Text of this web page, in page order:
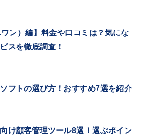
ン）編】料金や口コミは？気にな
スを徹底調査！
フトの選び方！おすすめ7選を紹介
向け顧客管理ツール8選！選ぶポイン